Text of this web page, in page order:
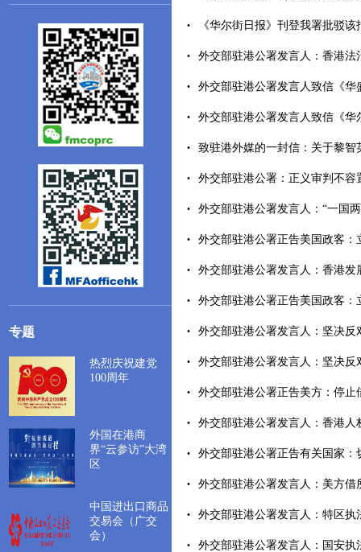
专题
热烈庆祝建党
100周年
外国在港商
界“云参访”大湾
区
中国进出口商品
交易会（广交
会）
《华尔街日报》刊登我署批驳
外交部驻港公署发言人：香港法
外交部驻港公署发言人致信《华
外交部驻港公署发言人致信《华
致驻港外媒的一封信：关于黎智
外交部驻港公署：正义审判不容
外交部驻港公署发言人：“一国
外交部驻港公署正告美国政客：
外交部驻港公署发言人：香港发
外交部驻港公署正告美国政客：
外交部驻港公署发言人：坚决反
外交部驻港公署发言人：坚决反
外交部驻港公署正告美方：停止
外交部驻港公署发言人：香港人
外交部驻港公署正告有关国家：
外交部驻港公署发言人：美方借
外交部驻港公署发言人：特区执
外交部驻港公署发言人：国安执